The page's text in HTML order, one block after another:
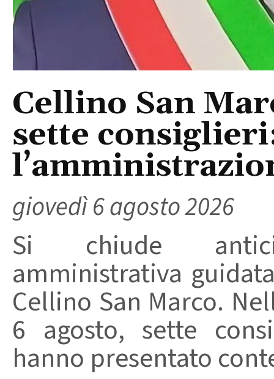
Cellino San
sette
giovedì 6 agosto 2026
Si chiude
amministrativa
Cellino San Marco.
6 agosto, sette
hanno presentato